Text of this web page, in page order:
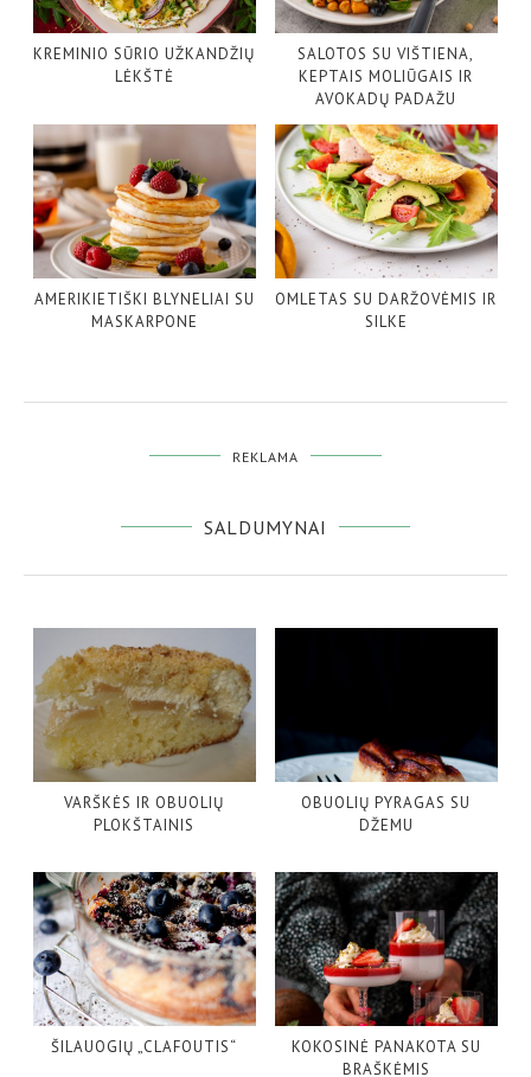
KREMINIO SŪRIO UŽKANDŽIŲ
LĖKŠTĖ
SALOTOS SU VIŠTIENA,
KEPTAIS MOLIŪGAIS IR
AVOKADŲ PADAŽU
AMERIKIETIŠKI BLYNELIAI SU
MASKARPONE
OMLETAS SU DARŽOVĖMIS IR
SILKE
REKLAMA
SALDUMYNAI
VARŠKĖS IR OBUOLIŲ
PLOKŠTAINIS
OBUOLIŲ PYRAGAS SU
DŽEMU
ŠILAUOGIŲ „CLAFOUTIS“
KOKOSINĖ PANAKOTA SU
BRAŠKĖMIS